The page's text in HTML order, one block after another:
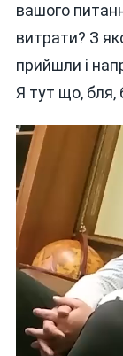
вашого
витрати? З
прийшли і
Я тут що, бля,